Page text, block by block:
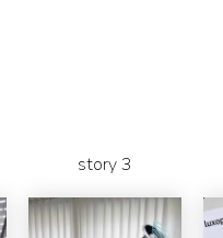
story 3